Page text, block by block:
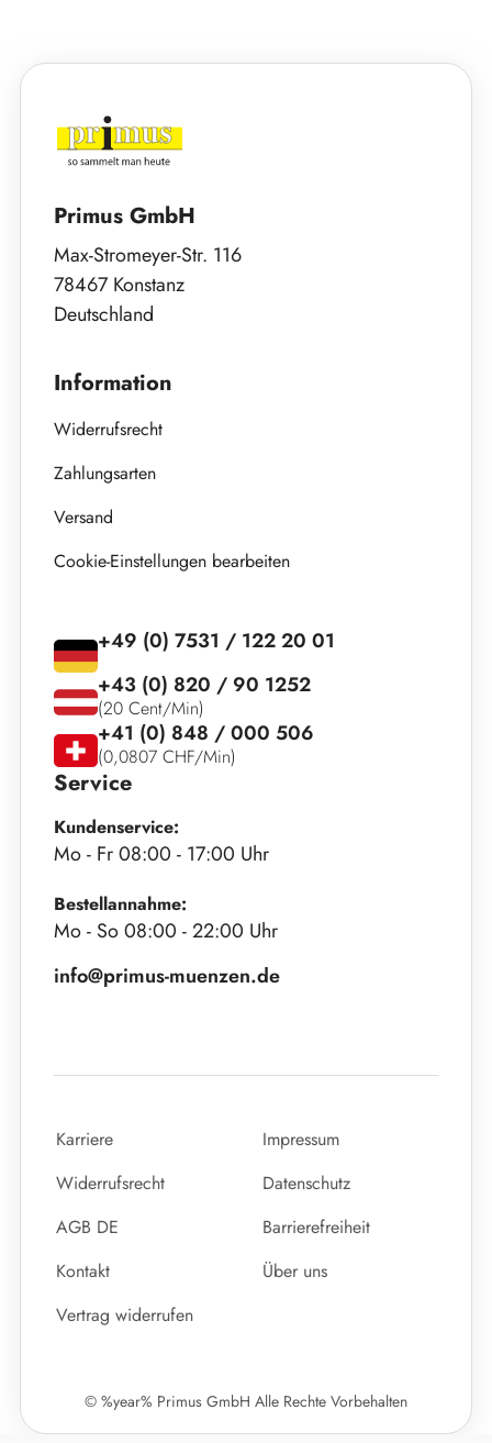
Primus GmbH
Max-Stromeyer-Str. 116
78467 Konstanz
Deutschland
Information
Widerrufsrecht
Zahlungsarten
Versand
Cookie-Einstellungen bearbeiten
Service
Kundenservice:
Mo - Fr 08:00 - 17:00 Uhr
Bestellannahme:
Mo - So 08:00 - 22:00 Uhr
info@primus-muenzen.de
+49 (0) 7531 / 122 20 01
+43 (0) 820 / 90 1252
(20 Cent/Min)
+41 (0) 848 / 000 506
(0,0807 CHF/Min)
Karriere
Impressum
Widerrufsrecht
Datenschutz
AGB DE
Barrierefreiheit
Kontakt
Über uns
Vertrag widerrufen
© %year% Primus GmbH Alle Rechte Vorbehalten